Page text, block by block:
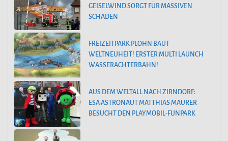
GEISELWIND SORGT FÜR MASSIVEN
SCHADEN
FREIZEITPARK PLOHN BAUT
WELTNEUHEIT! ERSTER MULTI LAUNCH
WASSERACHTERBAHN!
AUS DEM WELTALL NACH ZIRNDORF:
ESA-ASTRONAUT MATTHIAS MAURER
BESUCHT DEN PLAYMOBIL-FUNPARK